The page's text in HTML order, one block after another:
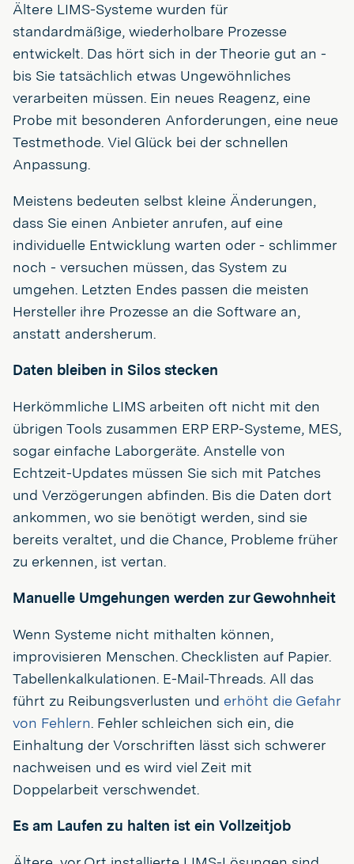
Ältere LIMS-Systeme wurden für
standardmäßige, wiederholbare Prozesse
entwickelt. Das hört sich in der Theorie gut an -
bis Sie tatsächlich etwas Ungewöhnliches
verarbeiten müssen. Ein neues Reagenz, eine
Probe mit besonderen Anforderungen, eine neue
Testmethode. Viel Glück bei der schnellen
Anpassung.
Meistens bedeuten selbst kleine Änderungen,
dass Sie einen Anbieter anrufen, auf eine
individuelle Entwicklung warten oder - schlimmer
noch - versuchen müssen, das System zu
umgehen. Letzten Endes passen die meisten
Hersteller ihre Prozesse an die Software an,
anstatt andersherum.
Daten bleiben in Silos stecken
Herkömmliche LIMS arbeiten oft nicht mit den
übrigen Tools zusammen ERP ERP-Systeme, MES,
sogar einfache Laborgeräte. Anstelle von
Echtzeit-Updates müssen Sie sich mit Patches
und Verzögerungen abfinden. Bis die Daten dort
ankommen, wo sie benötigt werden, sind sie
bereits veraltet, und die Chance, Probleme früher
zu erkennen, ist vertan.
Manuelle Umgehungen werden zur Gewohnheit
Wenn Systeme nicht mithalten können,
improvisieren Menschen. Checklisten auf Papier.
Tabellenkalkulationen. E-Mail-Threads. All das
führt zu Reibungsverlusten und erhöht die Gefahr
von Fehlern. Fehler schleichen sich ein, die
Einhaltung der Vorschriften lässt sich schwerer
nachweisen und es wird viel Zeit mit
Doppelarbeit verschwendet.
Es am Laufen zu halten ist ein Vollzeitjob